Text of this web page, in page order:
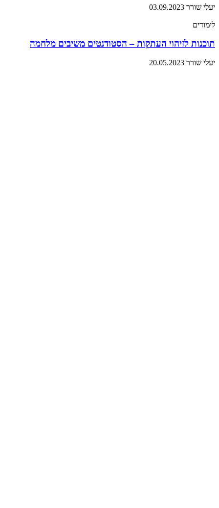
יעלי שורר 03.09.2023
לימודים
תוכנות לזיהוי העתקות – הסטודנטים משיבים מלחמה
יעלי שורר 20.05.2023